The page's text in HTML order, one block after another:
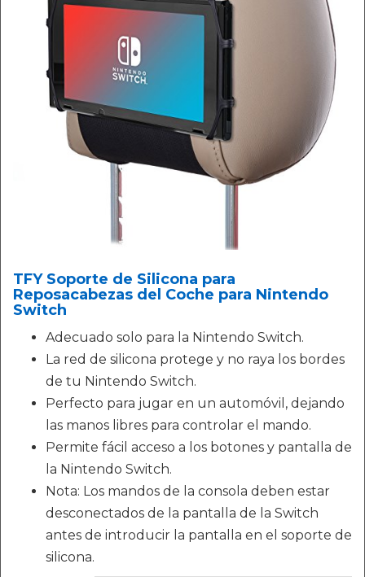
TFY Soporte de Silicona para
Reposacabezas del Coche para Nintendo
Switch
Adecuado solo para la Nintendo Switch.
La red de silicona protege y no raya los bordes
de tu Nintendo Switch.
Perfecto para jugar en un automóvil, dejando
las manos libres para controlar el mando.
Permite fácil acceso a los botones y pantalla de
la Nintendo Switch.
Nota: Los mandos de la consola deben estar
desconectados de la pantalla de la Switch
antes de introducir la pantalla en el soporte de
silicona.